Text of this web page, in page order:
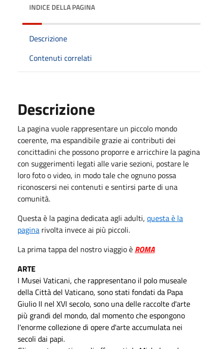
INDICE DELLA PAGINA
Descrizione
Contenuti correlati
Descrizione
La pagina vuole rappresentare un piccolo mondo
coerente, ma espandibile grazie ai contributi dei
concittadini che possono proporre e arricchire la pagina
con suggerimenti legati alle varie sezioni, postare le
loro foto o video, in modo tale che ognuno possa
riconoscersi nei contenuti e sentirsi parte di una
comunità.
Questa è la pagina dedicata agli adulti, questa è la
pagina rivolta invece ai più piccoli.
La prima tappa del nostro viaggio è ROMA
ARTE
I Musei Vaticani, che rappresentano il polo museale
della Città del Vaticano, sono stati fondati da Papa
Giulio II nel XVI secolo, sono una delle raccolte d'arte
più grandi del mondo, dal momento che espongono
l'enorme collezione di opere d'arte accumulata nei
secoli dai papi.